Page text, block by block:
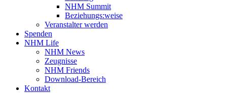
NHM Summit
Beziehungs:weise
Veranstalter werden
Spenden
NHM Life
NHM News
Zeugnisse
NHM Friends
Download-Bereich
Kontakt